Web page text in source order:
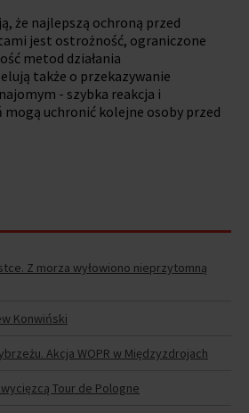
że najlepszą ochroną przed
jest ostrożność, ograniczone
metod działania
także o przekazywanie
- szybka reakcja i
mogą uchronić kolejne osoby przed
Z morza wyłowiono nieprzytomną
Konwiński
Akcja WOPR w Międzyzdrojach
Tour de Pologne